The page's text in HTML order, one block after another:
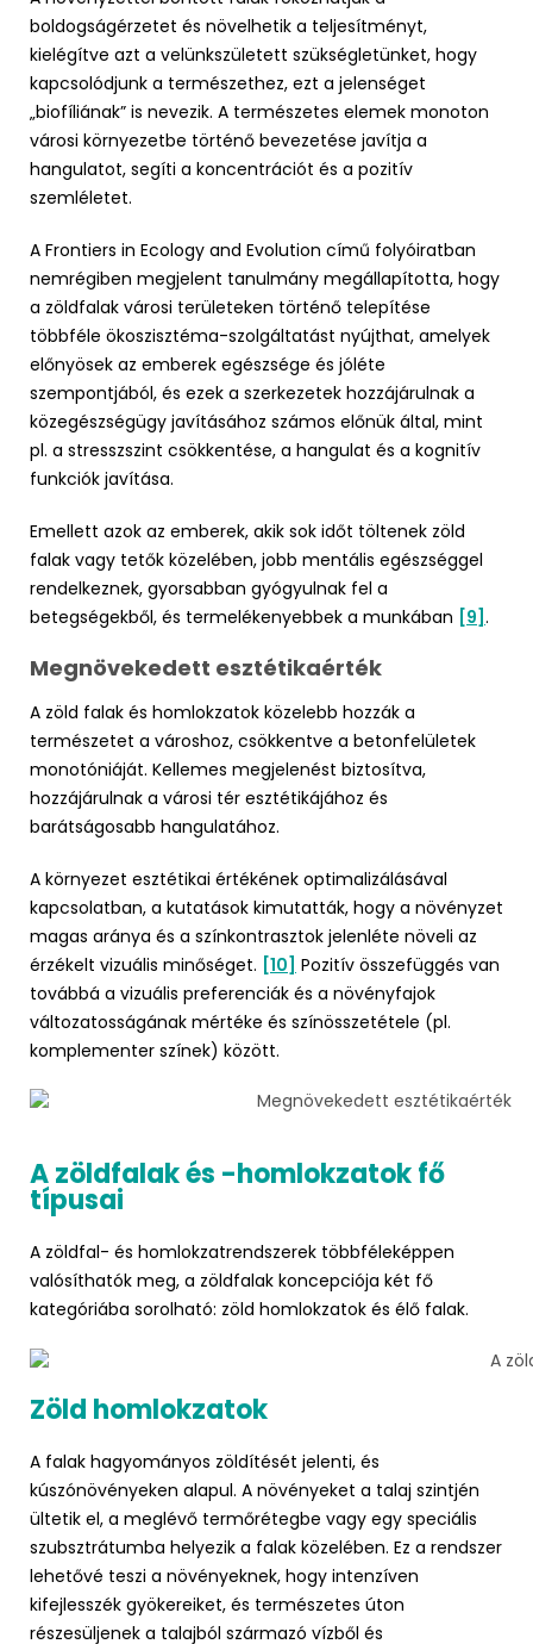
boldogságérzetet és növelhetik a teljesítményt,
kielégítve azt a velünkszületett szükségletünket, hogy
kapcsolódjunk a természethez, ezt a jelenséget
„biofíliának” is nevezik. A természetes elemek monoton
városi környezetbe történő bevezetése javítja a
hangulatot, segíti a koncentrációt és a pozitív
szemléletet.
A Frontiers in Ecology and Evolution című folyóiratban
nemrégiben megjelent tanulmány megállapította, hogy
a zöldfalak városi területeken történő telepítése
többféle ökoszisztéma-szolgáltatást nyújthat, amelyek
előnyösek az emberek egészsége és jóléte
szempontjából, és ezek a szerkezetek hozzájárulnak a
közegészségügy javításához számos előnük által, mint
pl. a stresszszint csökkentése, a hangulat és a kognitív
funkciók javítása.
Emellett azok az emberek, akik sok időt töltenek zöld
falak vagy tetők közelében, jobb mentális egészséggel
rendelkeznek, gyorsabban gyógyulnak fel a
betegségekből, és termelékenyebbek a munkában [9] .
Megnövekedett esztétikaérték
A zöld falak és homlokzatok közelebb hozzák a
természetet a városhoz, csökkentve a betonfelületek
monotóniáját. Kellemes megjelenést biztosítva,
hozzájárulnak a városi tér esztétikájához és
barátságosabb hangulatához.
A környezet esztétikai értékének optimalizálásával
kapcsolatban, a kutatások kimutatták, hogy a növényzet
magas aránya és a színkontrasztok jelenléte növeli az
érzékelt vizuális minőséget. [10] Pozitív összefüggés van
továbbá a vizuális preferenciák és a növényfajok
változatosságának mértéke és színösszetétele (pl.
komplementer színek) között.
A zöldfalak és -homlokzatok fő
típusai
A zöldfal- és homlokzatrendszerek többféleképpen
valósíthatók meg, a zöldfalak koncepciója két fő
kategóriába sorolható: zöld homlokzatok és élő falak.
Zöld homlokzatok
A falak hagyományos zöldítését jelenti, és
kúszónövényeken alapul. A növényeket a talaj szintjén
ültetik el, a meglévő termőrétegbe vagy egy speciális
szubsztrátumba helyezik a falak közelében. Ez a rendszer
lehetővé teszi a növényeknek, hogy intenzíven
kifejlesszék gyökereiket, és természetes úton
részesüljenek a talajból származó vízből és